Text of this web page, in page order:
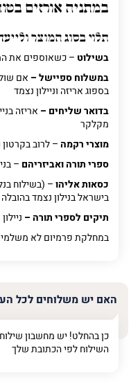
במתניה אורזים
תלוי בסוג המוצר
בשילוט – כשאוספים את
במשלוח ספיישל – אם
בספוג אריזה וניילון נצמד
בדואר שליחים – אריזה
מקלקר
מוצרי רקמה – לרוב בקרטון
ספרי תורה ואביזריהם –
כסאות אליהו– (בשילוח
בישראל בנילון נצמד
תיקים לספרי תורה –
במחלקת פרמיוםלא
האם יש משלוחים לכל
כן בהחלט! יש מחשבון
השילוח לפי הכתובת שלך